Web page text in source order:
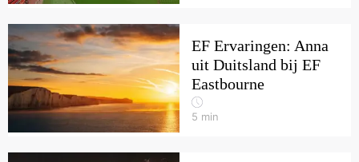
EF Ervaringen: Anna
uit Duitsland bij EF
Eastbourne
5 min